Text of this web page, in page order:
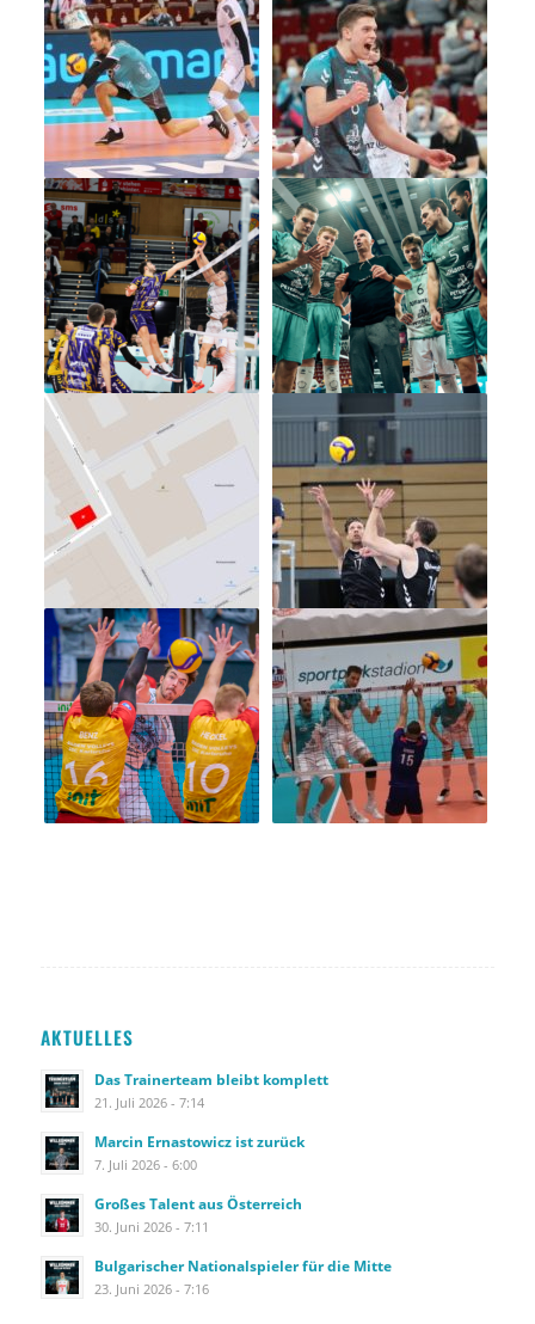
AKTUELLES
Das Trainerteam bleibt komplett
21. Juli 2026 - 7:14
Marcin Ernastowicz ist zurück
7. Juli 2026 - 6:00
Großes Talent aus Österreich
30. Juni 2026 - 7:11
Bulgarischer Nationalspieler für die Mitte
23. Juni 2026 - 7:16